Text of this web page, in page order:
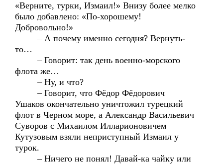
«Верните, турки, Измаил!» Внизу более мелко
было добавлено: «По-хорошему!
Добровольно!»
– А почему именно сегодня? Вернуть-
то…
– Говорит: так день военно-морского
флота же…
– Ну, и что?
– Говорит, что Фёдор Фёдорович
Ушаков окончательно уничтожил турецкий
флот в Черном море, а Александр Васильевич
Суворов с Михаилом Илларионовичем
Кутузовым взяли неприступный Измаил у
турок.
– Ничего не понял! Давай-ка чайку или